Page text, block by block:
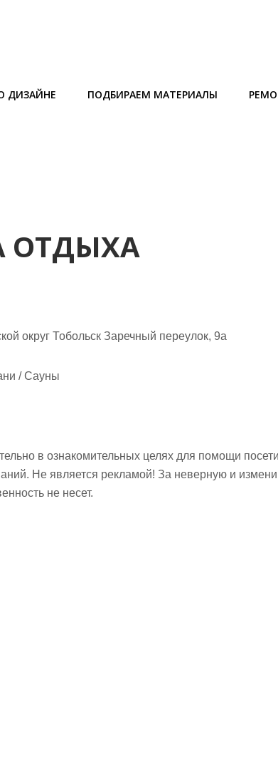
ДИЗАЙНЕ ПОДБИРАЕМ МАТЕРИАЛЫ
ОТДЫХА
округ Тобольск Заречный переулок, 9а
/ Сауны
в ознакомительных целях для помощи
Не является рекламой! За неверную и
не несет.